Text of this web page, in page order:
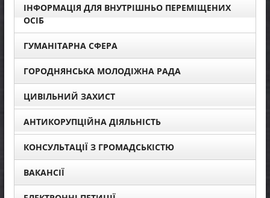
ІНФОРМАЦІЯ ДЛЯ ВНУТРІШНЬО ПЕРЕМІЩЕНИХ
ОСІБ
ГУМАНІТАРНА СФЕРА
ГОРОДНЯНСЬКА МОЛОДІЖНА РАДА
ЦИВІЛЬНИЙ ЗАХИСТ
АНТИКОРУПЦІЙНА ДІЯЛЬНІСТЬ
КОНСУЛЬТАЦІЇ З ГРОМАДСЬКІСТЮ
ВАКАНСІЇ